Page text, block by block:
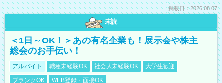
掲載日：2026.08.07
未読
＜1日～OK！＞あの有名企業も！展示会や株主
総会のお手伝い！
アルバイト 職種未経験OK 社会人未経験OK
大学生歓迎
ブランクOK
WEB登録・面接OK